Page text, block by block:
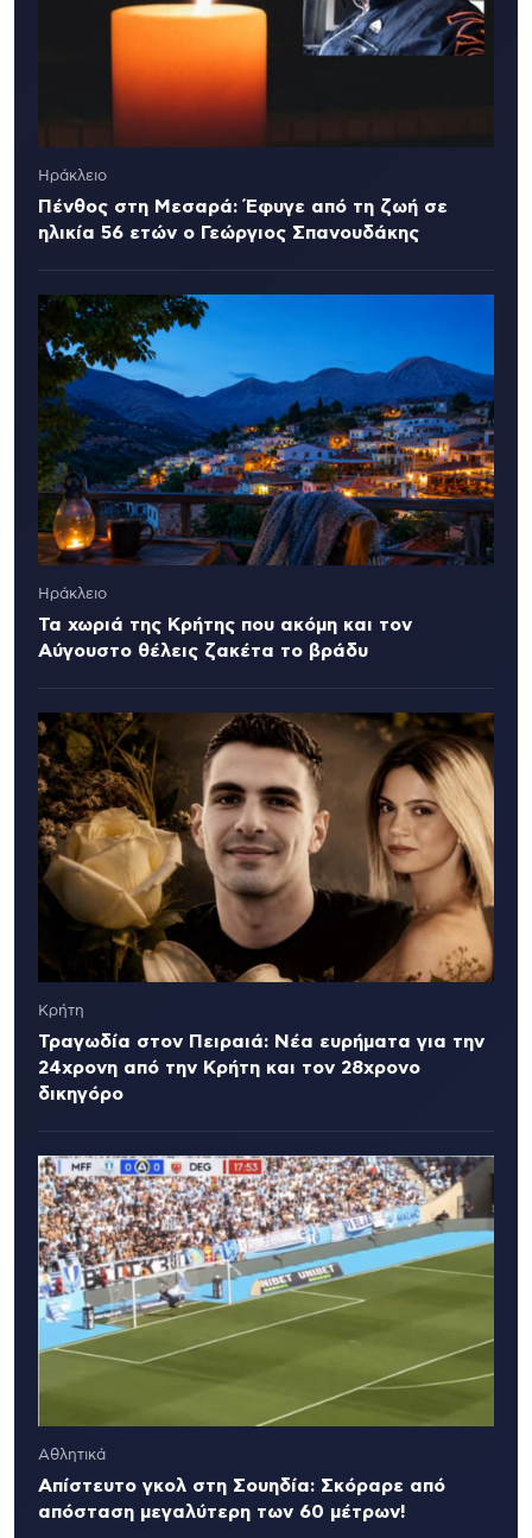
Ηράκλειο
Πένθος στη Μεσαρά: Έφυγε από τη ζωή σε
ηλικία 56 ετών ο Γεώργιος Σπανουδάκης
Ηράκλειο
Τα χωριά της Κρήτης που ακόμη και τον
Αύγουστο θέλεις ζακέτα το βράδυ
Κρήτη
Τραγωδία στον Πειραιά: Νέα ευρήματα για την
24χρονη από την Κρήτη και τον 28χρονο
δικηγόρο
Αθλητικά
Απίστευτο γκολ στη Σουηδία: Σκόραρε από
απόσταση μεγαλύτερη των 60 μέτρων!